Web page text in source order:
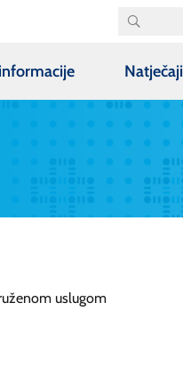
Natječaji
uslugom